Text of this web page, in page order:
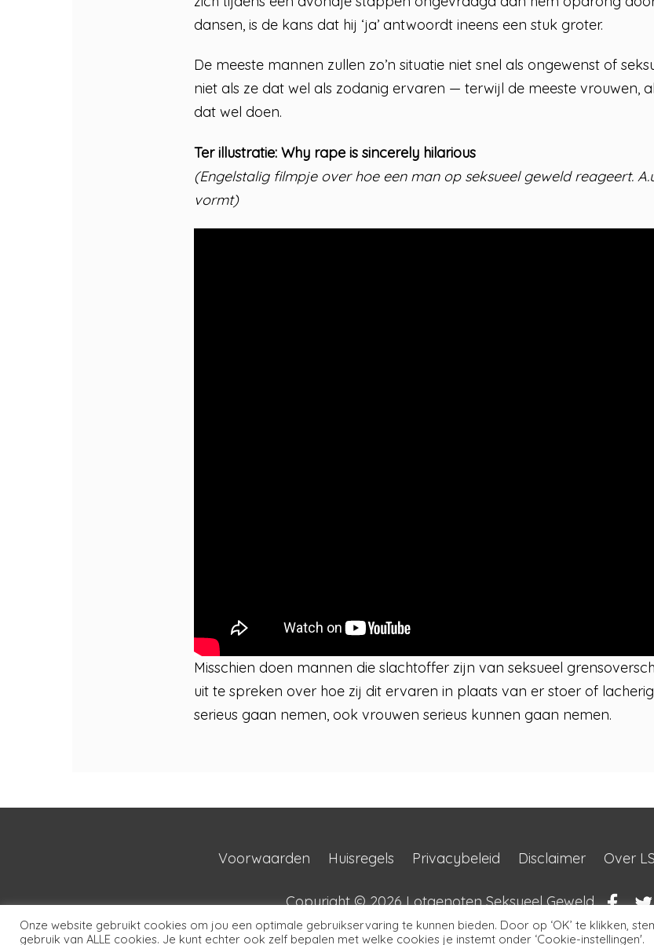
dansen, is de kans dat hij ‘ja’ antwoordt ineens een stuk groter.
De meeste mannen zullen zo’n situatie niet snel als ongewenst of
niet als ze dat wel als zodanig ervaren — terwijl de meeste vrouwen,
dat wel doen.
Ter illustratie: Why rape is sincerely hilarious
(Engelstalig filmpje over hoe een man op seksueel geweld reageert.
vormt)
Misschien doen mannen die slachtoffer zijn van seksueel
uit te spreken over hoe zij dit ervaren in plaats van er stoer of
serieus gaan nemen, ook vrouwen serieus kunnen gaan nemen.
Voorwaarden Huisregels Privacybeleid Disclaimer Over
Copyright © 2026Lotgenoten Seksueel Geweld
Onze website gebruikt cookies om jou een optimale gebruikservaring te kunnen bieden. Door op ‘OK’ te klikken,
gebruik van ALLE cookies. Je kunt echter ook zelf bepalen met welke cookies je instemt onder ‘Cookie-instellingen'.